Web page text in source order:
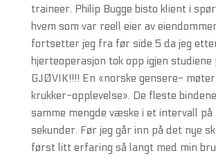
traineer. Philip Bugge bisto klient i
hvem som var reell eier av
fortsetter jeg fra før side 5 da jeg
hjerteoperasjon tok opp igjen studiene
GJØVIK!!!! En «norske gensere-
krukker-opplevelse». De fleste
samme mengde væske i et intervall
sekunder. Før jeg går inn på det nye
først litt erfaring så langt med min